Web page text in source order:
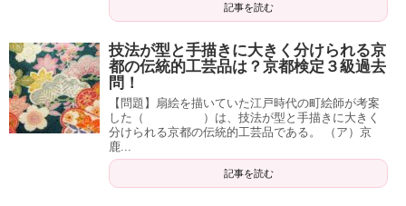
記事を読む
技法が型と手描きに大きく分けられる京
都の伝統的工芸品は？京都検定３級過去
問！
【問題】扇絵を描いていた江戸時代の町絵師が考案
した（ ）は、技法が型と手描きに大きく
分けられる京都の伝統的工芸品である。 （ア）京
鹿...
記事を読む